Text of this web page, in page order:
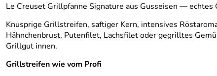
Le Creuset Grillpfanne Signature aus Gusseisen —
Knusprige Grillstreifen, saftiger Kern, intensives
Hähnchenbrust, Putenfilet, Lachsfilet oder gegrilltes
Grillgut innen.
Grillstreifen wie vom Profi